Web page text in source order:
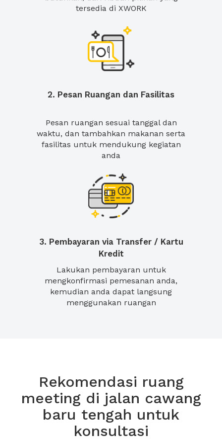
tersedia di XWORK
2. Pesan Ruangan dan Fasilitas
Pesan ruangan sesuai tanggal dan
waktu, dan tambahkan makanan serta
fasilitas untuk mendukung kegiatan
anda
3. Pembayaran via Transfer / Kartu
Kredit
Lakukan pembayaran untuk
mengkonfirmasi pemesanan anda,
kemudian anda dapat langsung
menggunakan ruangan
Rekomendasi ruang
meeting di jalan cawang
baru tengah untuk
konsultasi